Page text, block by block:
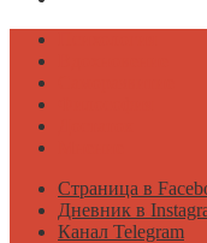
Страница в
Дневник в
Канал Telegram